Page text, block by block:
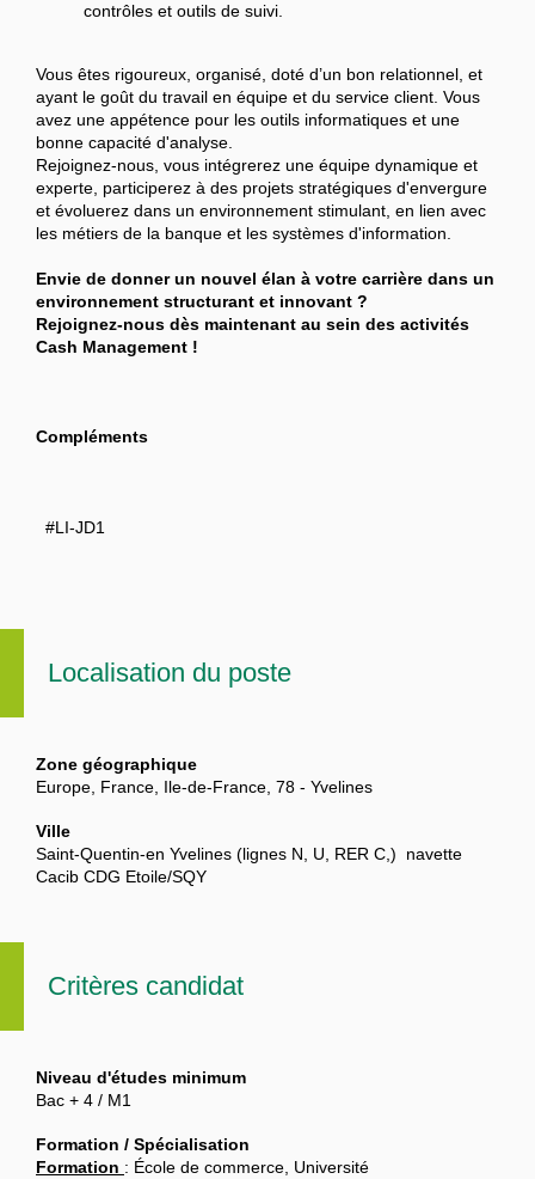
contrôles et outils de suivi.
Vous êtes rigoureux, organisé, doté d’un bon relationnel, et
ayant le goût du travail en équipe et du service client. Vous
avez une appétence pour les outils informatiques et une
bonne capacité d'analyse.
Rejoignez-nous, vous intégrerez une équipe dynamique et
experte, participerez à des projets stratégiques d'envergure
et évoluerez dans un environnement stimulant, en lien avec
les métiers de la banque et les systèmes d'information.
Envie de donner un nouvel élan à votre carrière dans un
environnement structurant et innovant ?
Rejoignez-nous dès maintenant au sein des activités
Cash Management !
Compléments
#LI-JD1
Localisation du poste
Zone géographique
Europe, France, Ile-de-France, 78 - Yvelines
Ville
Saint-Quentin-en Yvelines (lignes N, U, RER C,) navette
Cacib CDG Etoile/SQY
Critères candidat
Niveau d'études minimum
Bac + 4 / M1
Formation / Spécialisation
Formation : École de commerce, Université